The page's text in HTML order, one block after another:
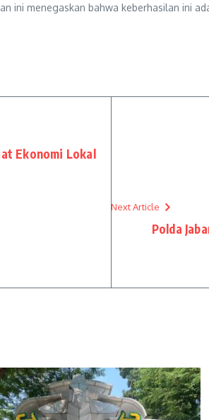
ini menegaskan bahwa keberhasilan ini
Ekonomi Lokal
Next Article
Polda